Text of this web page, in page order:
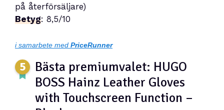
på återförsäljare)
Betyg: 8,5/10
i samarbete med PriceRunner
Bästa premiumvalet: HUGO
BOSS Hainz Leather Gloves
with Touchscreen Function –